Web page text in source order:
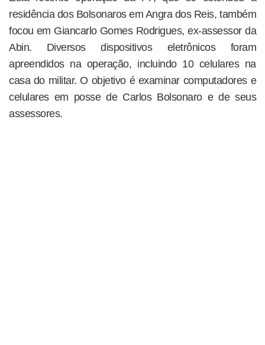
residência dos Bolsonaros em Angra dos Reis, também
focou em Giancarlo Gomes Rodrigues, ex-assessor da
Abin. Diversos dispositivos eletrônicos foram
apreendidos na operação, incluindo 10 celulares na
casa do militar. O objetivo é examinar computadores e
celulares em posse de Carlos Bolsonaro e de seus
assessores.